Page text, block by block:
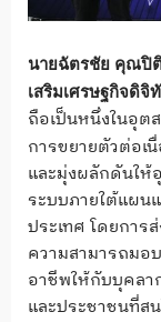
นายฉัตรชัย คุณปิ
เสริมเศรษฐกิจดิจิ
ถือเป็นหนึ่งในอุต
การขยายตัวต่อเ
และมุ่งผลักดันให้
ระบบภายใต้แผน
ประเทศ โดยกา
ความสามารถมอ
อาชีพให้กับบุคล
และประชาชนที่ส